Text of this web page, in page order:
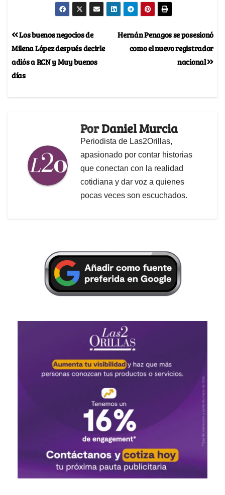
Hernán Penagos se posesionó
como el nuevo registrador
nacional
Los buenos negocios de
Milena López después decirle
adiós a RCN y Muy buenos
días
PorDaniel Murcia
Periodista de Las2Orillas,
apasionado por contar historias
que conectan con la realidad
cotidiana y dar voz a quienes
pocas veces son escuchados.